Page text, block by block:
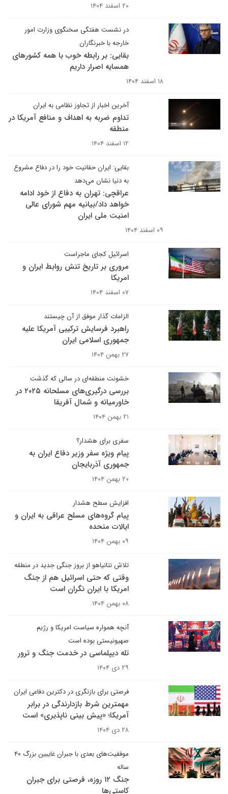
۲۰ اسفند ۱۴۰۴
در نشست هفتگی سخنگوی وزارت امور
خارجه با خبرنگاران
بقایی: بر رابطه خوب با همه کشورهای
همسایه اصرار داریم
۱۸ اسفند ۱۴۰۴
آخرین اخبار از تجاوز نظامی به ایران
تداوم ضربه به اهداف و منافع آمریکا در
منطقه
۱۲ اسفند ۱۴۰۴
بقایی: ایران حقانیت خود را در دفاع مشروع
به دنیا نشان می‌دهد
عراقچی: تهران به دفاع از خود ادامه
خواهد داد/بیانیه مهم شورای عالی
امنیت ملی ایران
۰۹ اسفند ۱۴۰۴
اسرائیل کجای ماجراست
مروری بر تاریخ تنش روابط ایران و
امریکا
۰۷ اسفند ۱۴۰۴
الزامات گذار موفق از آن چیستند
راهبرد فرسایش ترکیبی آمریکا علیه
جمهوری اسلامی ایران
۲۷ بهمن ۱۴۰۴
خشونت منطقه‌ای در سالی که گذشت
بررسی درگیری‌های مسلحانه ۲۰۲۵ در
خاورمیانه و شمال آفریقا
۲۱ بهمن ۱۴۰۴
سفری برای هشدار؟
پیام ویژه سفر وزیر دفاع ایران به
جمهوری آذربایجان
۲۰ بهمن ۱۴۰۴
افزایش سطح هشدار
پیام گروه‌های مسلح عراقی به ایران و
ایالات متحده
۰۹ بهمن ۱۴۰۴
تلاش نتانیاهو از بروز جنگی جدید در منطقه
وقتی که حتی اسرائیل هم از جنگ
امریکا با ایران نگران است
۰۸ بهمن ۱۴۰۴
آنچه همواره سیاست امریکا و رژیم
صهیونیستی بوده است
تله دیپلماسی در خدمت جنگ و ترور
۲۹ دی ۱۴۰۴
فرصتی برای بازنگری در دکترین دفاعی ایران
مهمترین شرط بازدارندگی در برابر
آمریکا؛ «پیش بینی ناپذیری» است
۲۸ دی ۱۴۰۴
موفقیت‌های بعدی با جبران غایبین بزرگ ۴۰
ساله
جنگ ۱۲ روزه، فرصتی برای جبران
کاستی‌ها